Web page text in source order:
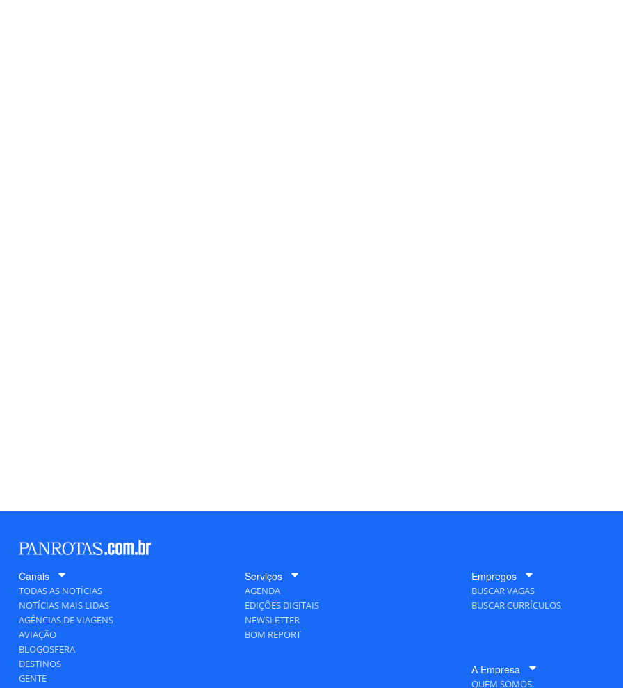
Canais
TODAS AS NOTÍCIAS
NOTÍCIAS MAIS LIDAS
AGÊNCIAS DE VIAGENS
AVIAÇÃO
BLOGOSFERA
DESTINOS
GENTE
Serviços
AGENDA
EDIÇÕES DIGITAIS
NEWSLETTER
BOM REPORT
Empregos
BUSCAR VAGAS
BUSCAR CURRÍCULOS
A Empresa
QUEM SOMOS